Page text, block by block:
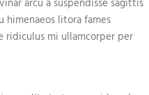
arcu a suspendisse sagittis
himenaeos litora fames
ridiculus mi ullamcorper per